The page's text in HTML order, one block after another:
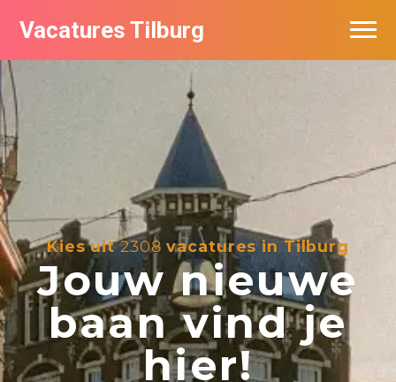
Vacatures Tilburg
Kies uit2308 vacatures in Tilburg
Jouw nieuwe
baan vind je
hier!
Vacatures per bedrijf
De populairste vacatures in Tilburg